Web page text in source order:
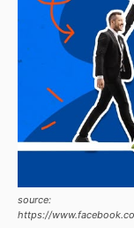
source:
https://